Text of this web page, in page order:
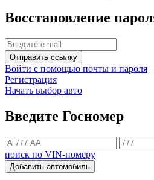
Восстановление
Отправить ссылку
Войти с помощью почты и пароля
Регистрация
Начать выбор авто
Введите Госномер
поиск по VIN-номеру
Добавить автомобиль